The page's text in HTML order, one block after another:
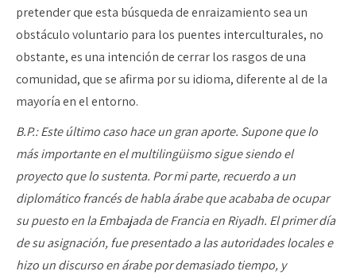
pretender que esta búsqueda de enraizamiento sea un
obstáculo voluntario para los puentes interculturales, no
obstante, es una intención de cerrar los rasgos de una
comunidad, que se afirma por su idioma, diferente al de la
mayoría en el entorno.
B.P.: Este último caso hace un gran aporte. Supone que lo
más importante en el multilingüismo sigue siendo el
proyecto que lo sustenta. Por mi parte, recuerdo a un
diplomático francés de habla árabe que acababa de ocupar
su puesto en la Embajada de Francia en Riyadh. El primer día
de su asignación, fue presentado a las autoridades locales e
hizo un discurso en árabe por demasiado tiempo, y